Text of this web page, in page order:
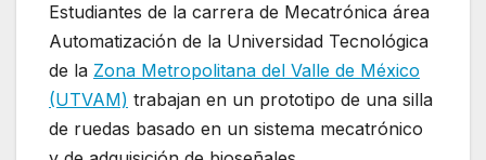
Estudiantes de la carrera de Mecatrónica área
Automatización de la Universidad Tecnológica
de la Zona Metropolitana del Valle de México
(UTVAM) trabajan en un prototipo de una silla
de ruedas basado en un sistema mecatrónico